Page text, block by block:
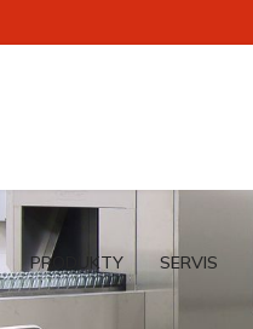
PRODUKTY SERVIS